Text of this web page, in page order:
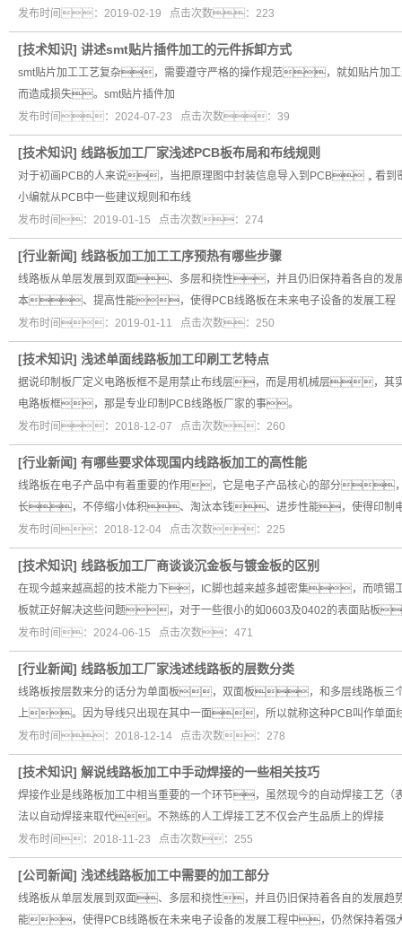
发布时间：2019-02-19 点击次数：223
[技术知识] 讲述smt贴片插件加工的元件拆卸方式
smt贴片加工工艺复杂，需要遵守严格的操作规范，就如贴片加
而造成损失。smt贴片插件加
发布时间：2024-07-23 点击次数：39
[技术知识] 线路板加工厂家浅述PCB板布局和布线规则
对于初画PCB的人来说，当把原理图中封装信息导入到PCB，看
小编就从PCB中一些建议规则和布线
发布时间：2019-01-15 点击次数：274
[行业新闻] 线路板加工加工工序预热有哪些步骤
线路板从单层发展到双面、多层和挠性，并且仍旧保持着各自
本、提高性能，使得PCB线路板在未来电子设备的发展工程
发布时间：2019-01-11 点击次数：250
[技术知识] 浅述单面线路板加工印刷工艺特点
据说印制板厂定义电路板框不是用禁止布线层，而是用机械层
电路板框，那是专业印制PCB线路板厂家的事。
发布时间：2018-12-07 点击次数：260
[行业新闻] 有哪些要求体现国内线路板加工的高性能
线路板在电子产品中有着重要的作用，它是电子产品核心的部分
长，不停缩小体积、淘汰本钱、进步性能，使得印制电
发布时间：2018-12-04 点击次数：225
[技术知识] 线路板加工厂商谈谈沉金板与镀金板的区别
在现今越来越高超的技术能力下，IC脚也越来越多越密集，而喷锡
板就正好解决这些问题，对于一些很小的如0603及0402的表面贴板
发布时间：2024-06-15 点击次数：471
[行业新闻] 线路板加工厂家浅述线路板的层数分类
线路板按层数来分的话分为单面板，双面板，和多层线路板
上。因为导线只出现在其中一面，所以就称这种PCB叫作
发布时间：2018-12-14 点击次数：278
[技术知识] 解说线路板加工中手动焊接的一些相关技巧
焊接作业是线路板加工中相当重要的一个环节，虽然现今的自动焊接工
法以自动焊接来取代。不熟练的人工焊接工艺不仅会产生品质上的焊接
发布时间：2018-11-23 点击次数：255
[公司新闻] 浅述线路板加工中需要的加工部分
线路板从单层发展到双面、多层和挠性，并且仍旧保持着各自的
能，使得PCB线路板在未来电子设备的发展工程中，仍然保持着强